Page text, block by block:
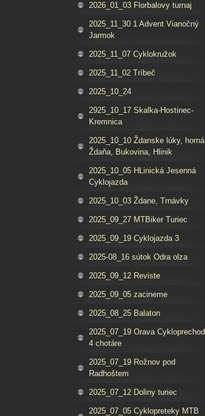
2026_01_03 Florbalovy turnaj
2025_11_30 1 Advent Vianočný
Jarmok
2025_11_07 Cyklokružok
2025_11_02 Tríbeč
2025_10_24
2925_10_17 Skalka-Hostinec-
Kremnica
2025_10_10 Ždanske lúky, horná
Ždaňa, Bukovina, Hlinik
2025_10_05 HLinická Jesenná
Cyklojazda
2025_10_03 Ždane, Trnávky
2025_09_27 MTBiker Turiec
2025_09_19 Cyklojazda 3
2025-08_16 sútok Odra olza
2025_09_12 Reviste
2025_09_05 zacineme
2025_08_25 Balaton
2025_07_19 Orava Cykloprechod
4 chotáre
2025_07_19 Rožnov pod
Radhoštem
2025_07_12 Doliny turiec
2025_07_05 Cyklopreteky MTB